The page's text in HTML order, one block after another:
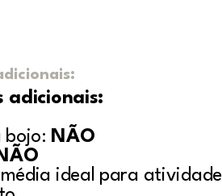
adicionais:
bojo: NÃO
ideal para